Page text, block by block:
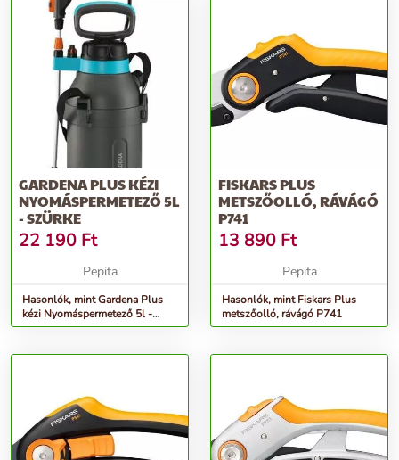
GARDENA PLUS KÉZI
NYOMÁSPERMETEZŐ 5L
- SZÜRKE
22 190 Ft
Pepita
Hasonlók, mint Gardena Plus
kézi Nyomáspermetező 5l -
szürke
FISKARS PLUS
METSZŐOLLÓ, RÁVÁGÓ
P741
13 890 Ft
Pepita
Hasonlók, mint Fiskars Plus
metszőolló, rávágó P741